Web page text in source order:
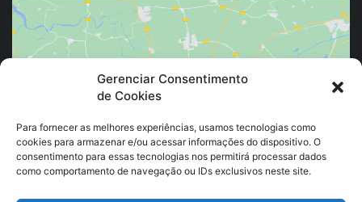
Gerenciar Consentimento
de Cookies
Para fornecer as melhores experiências, usamos tecnologias como
cookies para armazenar e/ou acessar informações do dispositivo. O
consentimento para essas tecnologias nos permitirá processar dados
como comportamento de navegação ou IDs exclusivos neste site.
ativar este conteúdo